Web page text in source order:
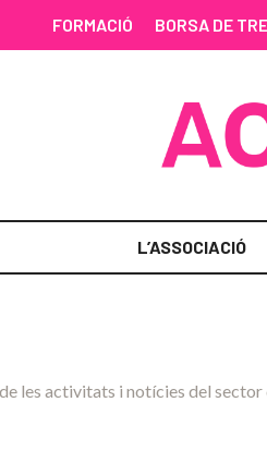
FORMACIÓ BORSA DE
L’ASSOCIACIÓ
les activitats i notícies del